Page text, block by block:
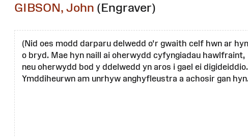
GIBSON, John (Engraver)
(Nid oes modd darparu delwedd o'r gwaith celf hwn ar hyn
o bryd. Mae hyn naill ai oherwydd cyfyngiadau hawlfraint,
neu oherwydd bod y ddelwedd yn aros i gael ei digideiddio.
Ymddiheurwn am unrhyw anghyfleustra a achosir gan